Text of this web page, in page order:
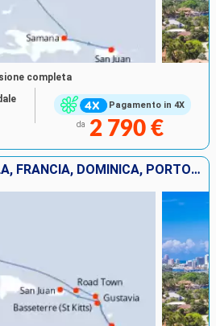
Pagamento in 4X
completa
da 2 790 €
STATI UNITI, TORTOLA, FRANCIA, DOMINICA, PORTORICO